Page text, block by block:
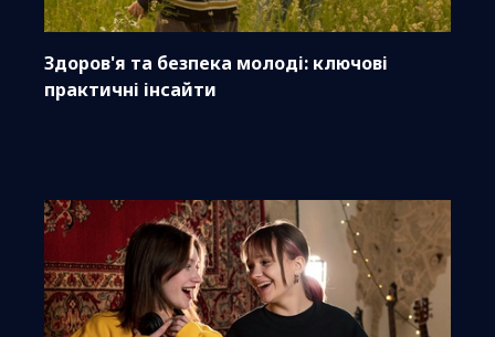
Здоров'я та безпека молоді: ключові
практичні інсайти